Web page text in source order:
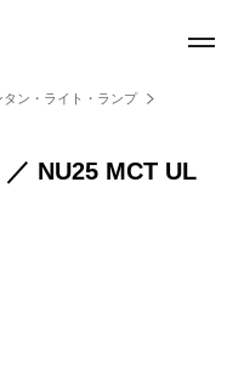
タン・ライト・ランプ
NU25 MCT UL